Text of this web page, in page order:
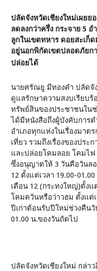
ปลัดจังหวัดเชียงใหม่เผย
ลดลงกว่าครึ่ง กระจาย 5 อ
ลูกในเขตทหาร ดอยสะเก็
อยู่นอกพิกัดเขตปลอดภัยก
ปล่อยได้
นายศรัณยู มีทองคำ ปลัดจั
ดูแลรักษาความสงบเรียบ
ทรัพย์สินของประชาชนในช่
ได้มีหนังสือถึงผู้บังคับการต
อำเภอทุกแห่งในเรื่องมา
เที่ยว รวมถึงเรื่องของประ
และปล่อยโคมลอย โคมไฟ
ซึ่งอนุญาตให้ 3 วันคือวันลอ
12 ตั้งแต่เวลา 19.00-
เดือน 12 (กระทงใหญ่)ตั้งแ
โคมควันหรือว่าวฮม ตั้งแต่
ปีเก่าต้อนรับปีใหม่ช่วงคืนวั
01.00 น.ของวันถัดไป
ปลัดจังหวัดเชียงใหม่ กล่า